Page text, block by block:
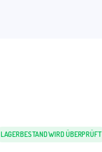
LAGERBESTAND WIRD ÜBERPRÜFT